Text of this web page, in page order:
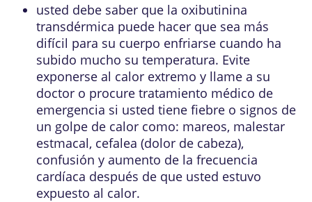
usted debe saber que la oxibutinina
transdérmica puede hacer que sea más
difícil para su cuerpo enfriarse cuando ha
subido mucho su temperatura. Evite
exponerse al calor extremo y llame a su
doctor o procure tratamiento médico de
emergencia si usted tiene fiebre o signos de
un golpe de calor como: mareos, malestar
estmacal, cefalea (dolor de cabeza),
confusión y aumento de la frecuencia
cardíaca después de que usted estuvo
expuesto al calor.